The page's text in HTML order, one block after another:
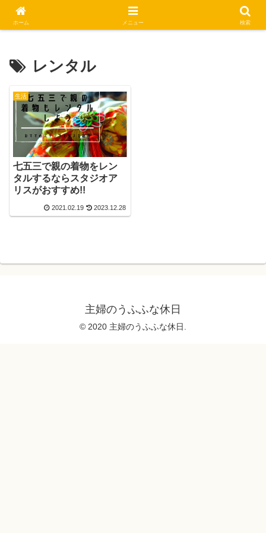
休日はステキな一日にしましょう
レンタル
生活
七五三で親の着物をレン
タルするならスタジオア
リスがおすすめ!!
2021.02.19 2023.12.28
主婦のうふふな休日
© 2020 主婦のうふふな休日.
ホーム メニュー 検索